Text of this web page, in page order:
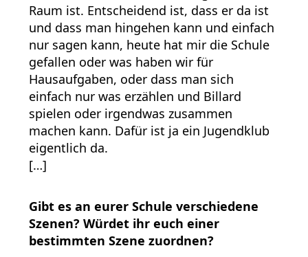
Raum ist. Entscheidend ist, dass er da ist
und dass man hingehen kann und einfach
nur sagen kann, heute hat mir die Schule
gefallen oder was haben wir für
Hausaufgaben, oder dass man sich
einfach nur was erzählen und Billard
spielen oder irgendwas zusammen
machen kann. Dafür ist ja ein Jugendklub
eigentlich da.
[…]
Gibt es an eurer Schule verschiedene
Szenen? Würdet ihr euch einer
bestimmten Szene zuordnen?